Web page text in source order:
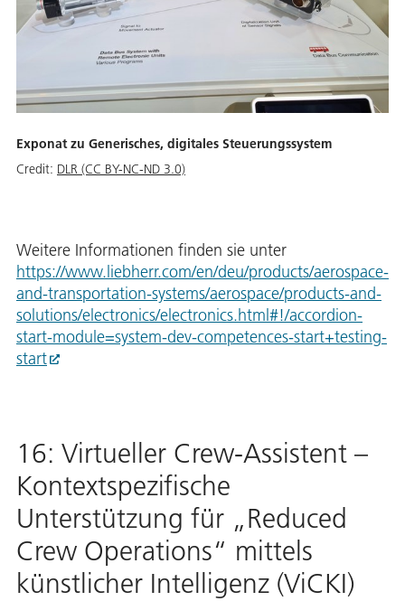
Exponat zu Generisches, digitales Steuerungssystem
Credit: DLR (CC BY-NC-ND 3.0)
Weitere Informationen finden sie unter
https://www.liebherr.com/en/deu/products/aerospace-
and-transportation-systems/aerospace/products-and-
solutions/electronics/electronics.html#!/accordion-
start-module=system-dev-competences-start+testing-
start
16: Virtueller Crew-Assistent –
Kontextspezifische
Unterstützung für „Reduced
Crew Operations“ mittels
künstlicher Intelligenz (ViCKI)